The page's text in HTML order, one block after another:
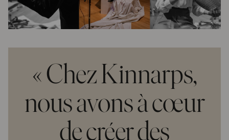
« Chez Kinnarps,
nous avons à cœur
de créer des